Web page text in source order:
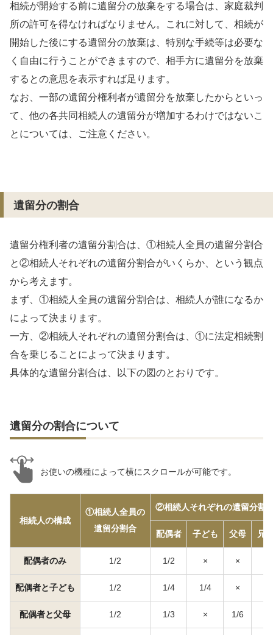
相続が開始する前に遺留分の放棄をする場合は、家庭裁判
所の許可を得なければなりません。これに対して、相続が
開始した後にする遺留分の放棄は、特別な手続等は必要な
く自由に行うことができますので、相手方に遺留分を放棄
するとの意思を表示すれば足ります。
なお、一部の遺留分権利者が遺留分を放棄したからといっ
て、他の各共同相続人の遺留分が増加するわけではないこ
とについては、ご注意ください。
遺留分の割合
遺留分権利者の遺留分割合は、①相続人全員の遺留分割合
と②相続人それぞれの遺留分割合がいくらか、という観点
から考えます。
まず、①相続人全員の遺留分割合は、相続人が誰になるか
によって決まります。
一方、②相続人それぞれの遺留分割合は、①に法定相続割
合を乗じることによって決まります。
具体的な遺留分割合は、以下の図のとおりです。
遺留分の割合について
お使いの機種によって横にスクロールが可能です。
相続人の構成
①相続人全員の
遺留分割合
②相続人それぞれの遺留分割
配偶者 子ども 父母 兄
配偶者のみ 1/2 1/2 × ×
配偶者と子ども 1/2 1/4 1/4 ×
配偶者と父母 1/2 1/3 × 1/6